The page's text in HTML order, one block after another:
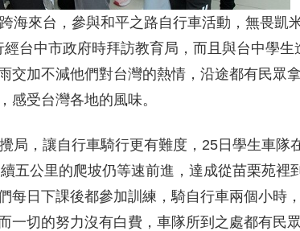
海來台，參與和平之路自行車活動，無畏凱
台中市政府時拜訪教育局，而且與台中學生
交加不減他們對台灣的熱情，沿途都有民眾
感受台灣各地的風味。
局，讓自行車騎行更有難度，25日學生車隊
五公里的爬坡仍等速前進，達成從苗栗苑裡
每日下課後都參加訓練，騎自行車兩個小時
一切的努力沒有白費，車隊所到之處都有民